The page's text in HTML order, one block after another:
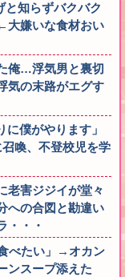
知らずバクバク
大嫌いな食材おい
俺…浮気男と裏切
気の末路がエグす
僕がやります」
喚、不登校児を学
老害ジジイが堂々
への合図と勘違い
・・・
べたい」→オカン
ンスープ添えた